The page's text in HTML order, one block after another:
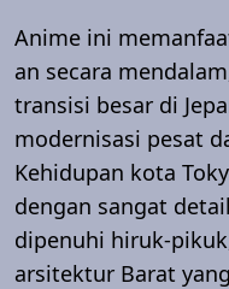
Anime ini
an secara
transisi besar di
modernisasi pesat
Kehidupan kota
dengan sangat
dipenuhi hiruk-
arsitektur Barat